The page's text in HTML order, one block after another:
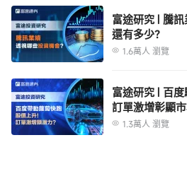
“富途集團”）均不會就由於任何第三方在依賴
致的任何類型的損失（包括但不限於任何直接
失）而負上任何責任。
本報告之觀點、推薦、建議和意見均不一定反
場，亦可在沒有提供通知的情況下隨時更改，
資料或意見之更新。
本報告只為一般性提供數據之性質，旨在供富
而非考慮任何某特定收取者的特定投資目標，
告內的任何資料或意見均不構成或被視為富途
或徵求購入或出售任何證券，有關投資或其它
未必適合所有投資者，閱覽本報告的人士應在
本報告提供給某接收人是基於該接收人被認為
富途研究 | 騰
還有多少？
1.6萬人 瀏覽
富途研究 | 百
訂單激增彰顯
1.3萬人 瀏覽